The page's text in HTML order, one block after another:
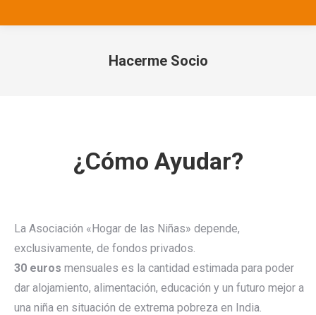
Hacerme Socio
¿Cómo Ayudar?
La Asociación «Hogar de las Niñas» depende,
exclusivamente, de fondos privados.
30 euros mensuales es la cantidad estimada para poder
dar alojamiento, alimentación, educación y un futuro mejor a
una niña en situación de extrema pobreza en India.